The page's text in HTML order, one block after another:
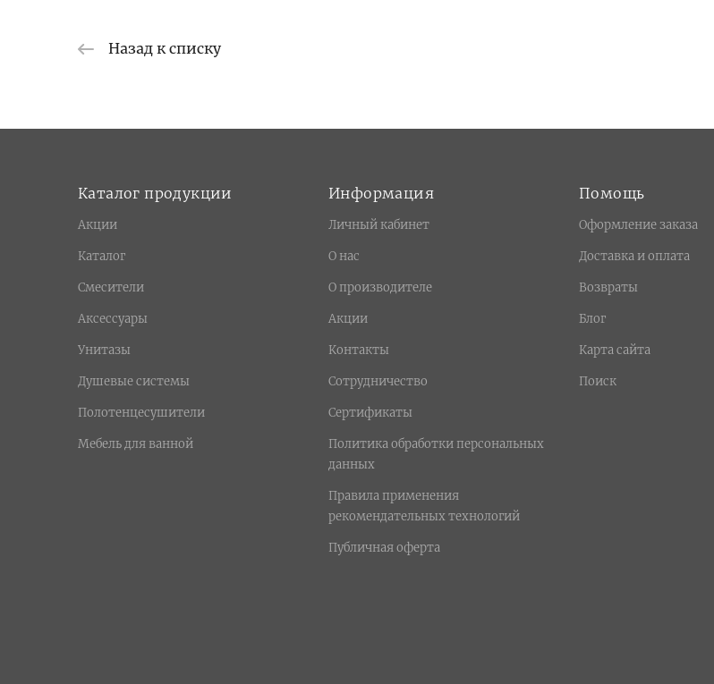
Назад к списку
Каталог продукции
Акции
Каталог
Смесители
Аксессуары
Унитазы
Душевые системы
Полотенцесушители
Мебель для ванной
Информация
Личный кабинет
О нас
О производителе
Акции
Контакты
Сотрудничество
Сертификаты
Политика обработки персональных
данных
Правила применения
рекомендательных технологий
Публичная оферта
Помощь
Оформление заказа
Доставка и оплата
Возвраты
Блог
Карта сайта
Поиск